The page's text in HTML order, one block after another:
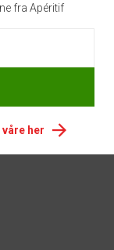
fra Apéritif
her